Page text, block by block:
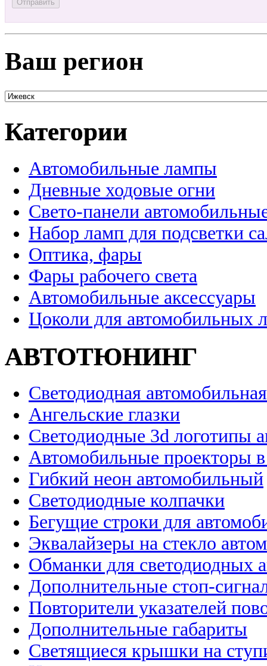
Ваш регион
Категории
Автомобильные лампы
Дневные ходовые огни
Свето-панели
Набор ламп для подсветки
Оптика, фары
Фары рабочего света
Автомобильные аксессуары
Цоколи для автомобильных
АВТОТЮНИНГ
Светодиодная
Ангельские глазки
Светодиодные 3d логотипы
Автомобильные проекторы
Гибкий неон автомобильный
Светодиодные колпачки
Бегущие строки для
Эквалайзеры на стекло
Обманки для светодиодных
Дополнительные стоп-
Повторители указателей
Дополнительные габариты
Светящиеся крышки на